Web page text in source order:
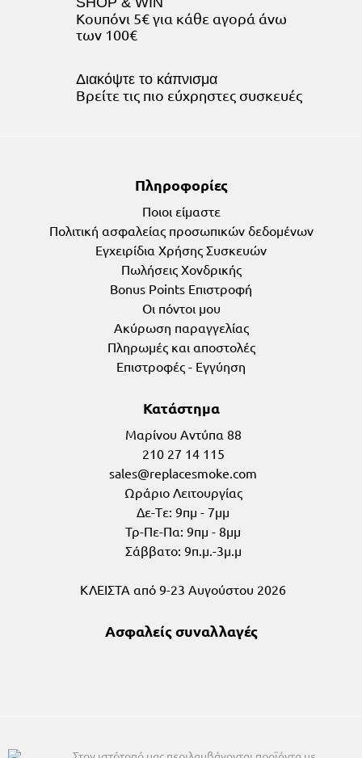
Κουπόνι 5€ για κάθε αγορά άνω
των 100€
Διακόψτε το κάπνισμα
Bρείτε τις πιο εύχρηστες συσκευές
Πληροφορίες
Ποιοι είμαστε
Πολιτική ασφαλείας προσωπικών δεδομένων
Εγχειρίδια Χρήσης Συσκευών
Πωλήσεις Χονδρικής
Bonus Points Επιστροφή
Οι πόντοι μου
Ακύρωση παραγγελίας
Πληρωμές και αποστολές
Επιστροφές - Εγγύηση
Κατάστημα
Μαρίνου Αντύπα 88
210 27 14 115
Ωράριο Λειτουργίας
Δε-Tε: 9πμ - 7μμ
Τρ-Πε-Πα: 9πμ - 8μμ
Σάββατο: 9π.μ.-3μ.μ
ΚΛΕΙΣΤΑ από 9-23 Αυγούστου 2026
Ασφαλείς συναλλαγές